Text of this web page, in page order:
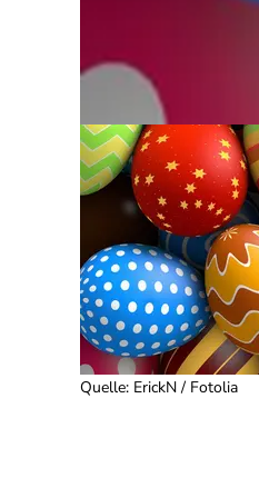
Quelle: ErickN / Fotolia